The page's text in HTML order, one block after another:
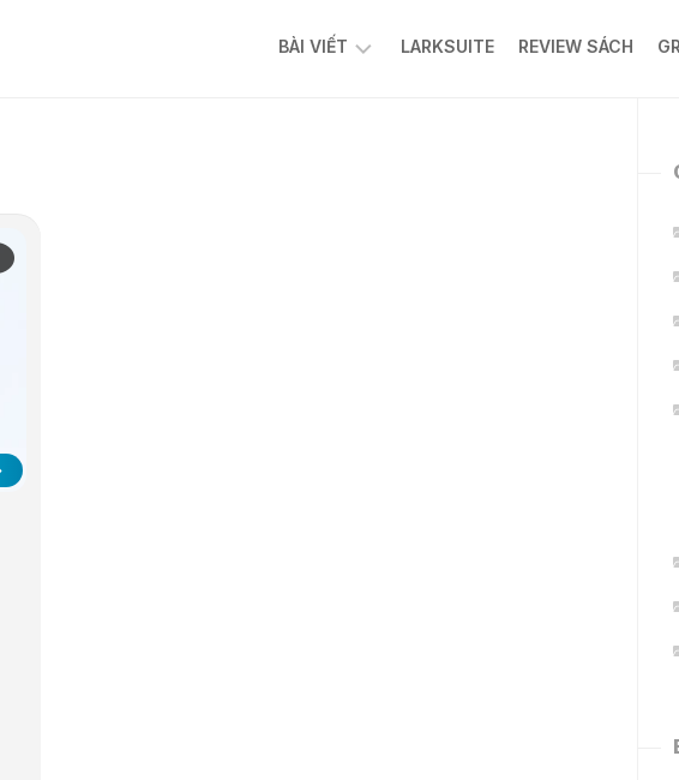
BÀI VIẾT LARKSUITE REVIEW SÁCH